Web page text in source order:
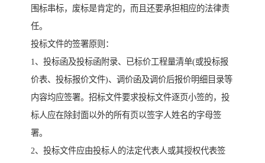
围标串标，废标是肯定的，而且还要承担相应的法律责
任。
投标文件的签署原则：
1、投标函及投标函附录、已标价工程量清单(或投标报
价表、投标报价文件)、调价函及调价后报价明细目录等
内容均应签署。招标文件要求投标文件逐页小签的，投
标人应在除封面以外的所有页以签字人姓名的字母签
署。
2、投标文件应由投标人的法定代表人或其授权代表签